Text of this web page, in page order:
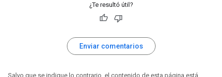
¿Te resultó útil?
Enviar comentarios
Salvo que se indique lo contrario, el contenido de esta página está